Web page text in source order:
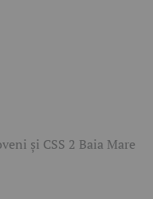
și CSS 2 Baia Mare